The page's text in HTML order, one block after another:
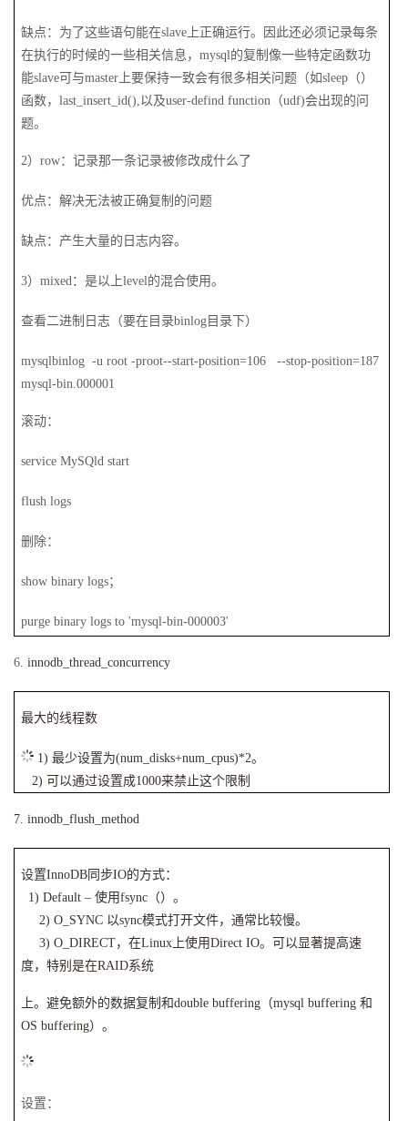
缺点：为了这些语句能在slave上正确运行。因此还必须记录每条
在执行的时候的一些相关信息，mysql的复制像一些特定函数功
能slave可与master上要保持一致会有很多相关问题（如sleep（）
函数，last_insert_id(),以及user-defind function（udf)会出现的问
题。
2）row：记录那一条记录被修改成什么了
优点：解决无法被正确复制的问题
缺点：产生大量的日志内容。
3）mixed：是以上level的混合使用。
查看二进制日志（要在目录binlog目录下）
mysqlbinlog -u root -proot--start-position=106 --stop-position=187
mysql-bin.000001
滚动：
service MySQld start
flush logs
删除：
show binary logs；
purge binary logs to 'mysql-bin-000003'
6. innodb_thread_concurrency
最大的线程数
1) 最少设置为(num_disks+num_cpus)*2。
2) 可以通过设置成1000来禁止这个限制
7. innodb_flush_method
设置InnoDB同步IO的方式：
1) Default – 使用fsync（）。
2) O_SYNC 以sync模式打开文件，通常比较慢。
3) O_DIRECT，在Linux上使用Direct IO。可以显著提高速
度，特别是在RAID系统
上。避免额外的数据复制和double buffering（mysql buffering 和
OS buffering）。
设置：